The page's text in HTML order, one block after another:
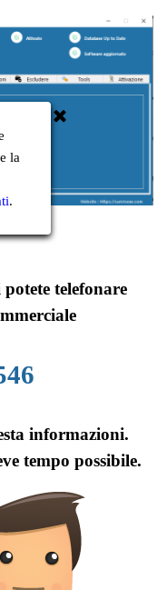
la
.
telefonare
informazioni.
tempo possibile.